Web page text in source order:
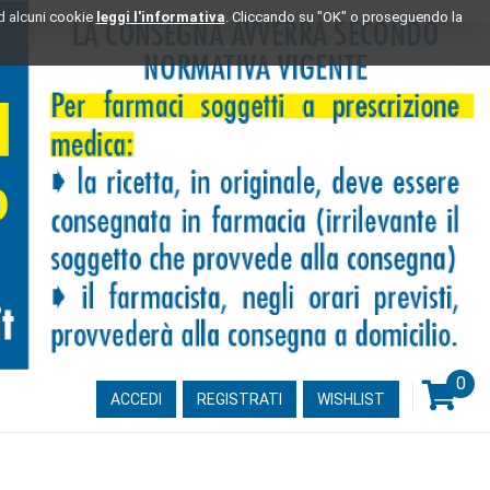
alcuni cookie leggi l'informativa. Cliccando su "OK" o proseguendo la
ACCEDI REGISTRATI WISHLIST
0